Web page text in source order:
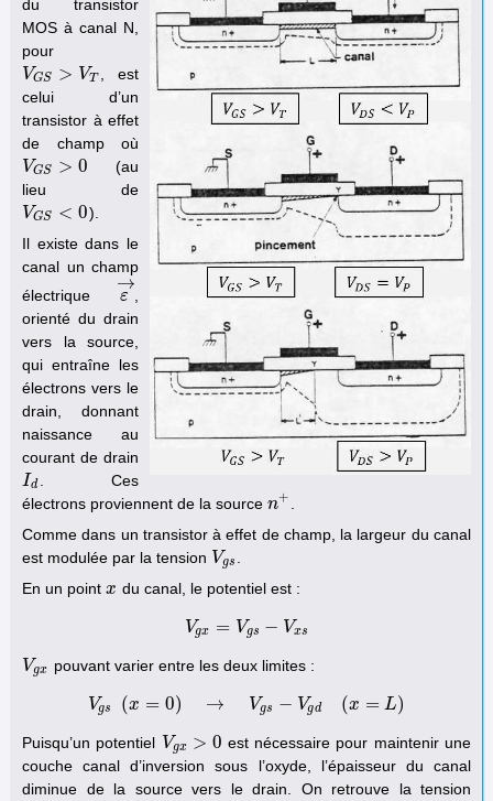
du transistor
MOS à canal N,
pour
VGS > VT
VGS >V T
, est
celui d’un
transistor à effet
de champ où
VGS > 0
VGS >0
(au
lieu de
VGS < 0
VGS <0
).
Il existe dans le
canal un champ
électrique
ε
→
ε→
orienté du drain
vers la source,
qui entraîne les
électrons vers le
drain, donnant
naissance au
courant de drain
Id
Id
. Ces
électrons proviennent de la source n+
n+
Comme dans un transistor à effet de champ, la largeur du canal
est modulée par la tension Vgs
Vgs
En un point x
x du canal, le potentiel est :
Vgx = Vgs − Vxs
Vgx= Vgs −V xs
Vgx
Vgx pouvant varier entre les deux limites :
Vgs (x = 0) → Vgs − Vgd (x = L)
V gs =0) gs− Vg d(x=
Puisqu’un potentiel Vgx > 0
Vgx >0
est nécessaire pour maintenir une
couche canal d’inversion sous l’oxyde, l’épaisseur du canal
diminue de la source vers le drain. On retrouve la tension